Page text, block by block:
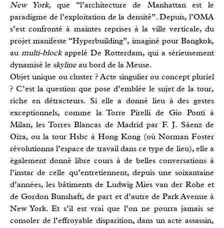
New York, que “l’architecture de Manhattan est le
paradigme de l’exploitation de la densité”. Depuis, l’OMA
s’est confronté à maintes reprises à la ville verticale, du
projet manifeste “Hyperbuilding”, imaginé pour Bangkok,
au multi-blockappelé De Rotterdam, qui a sérieusement
dynamisé le skylineau bord de la Meuse.
Objet unique ou cluster ? Acte singulier ou concept pluriel
? C’est la question que pose d’emblée le sujet de la tour,
riche en détracteurs. Si elle a donné lieu à des gestes
exceptionnels, comme la Torre Pirelli de Gio Ponti à
Milan, les Torres Blancas de Madrid par F. J. Sáenz de
Oiza, ou la tour Hsbc à Hong Kong (où Norman Foster
révolutionna l’espace de travail dans ce type de lieu), elle a
également donné libre cours à de belles conversations à
l’instar de celle qu’entretiennent, depuis une soixantaine
d’années, les bâtiments de Ludwig Mies van der Rohe et
de Gordon Bunshaft, de part et d’autre de Park Avenue à
New York. Et s’il est vrai que l’on ne pourra jamais se
consoler de l’effroyable disparition, dans un acte assassin,